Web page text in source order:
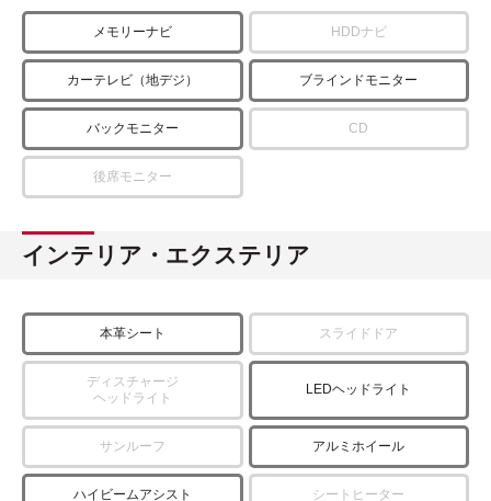
メモリーナビ HDDナビ
カーテレビ（地デジ） ブラインドモニター
バックモニター CD
後席モニター
インテリア・エクステリア
本革シート スライドドア
ディスチャージ
ヘッドライト
LEDヘッドライト
サンルーフ アルミホイール
ハイビームアシスト シートヒーター